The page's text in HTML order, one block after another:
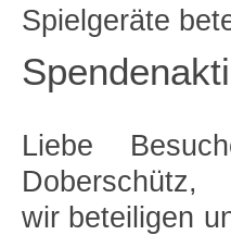
Spielgeräte
Liebe
Doberschütz,
wir beteiligen